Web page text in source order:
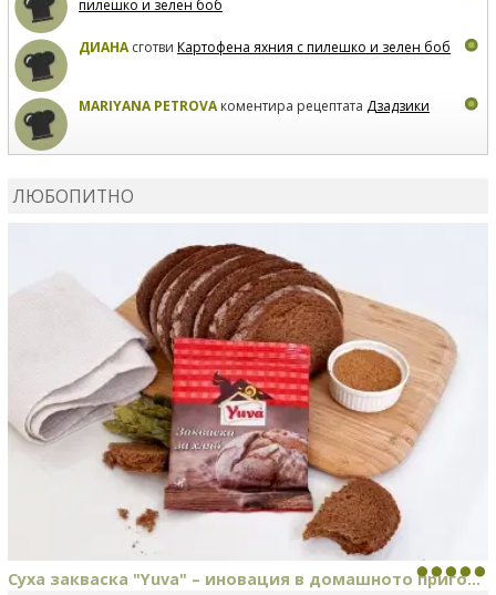
пилешко и зелен боб
ДИАНАсготви Картофена яхния с пилешко и зелен боб
MARIYANA PETROVAкоментира рецептата Дзадзики
ЛЮБОПИТНО
Суха закваска "Yuva" – иновация в домашното приго...